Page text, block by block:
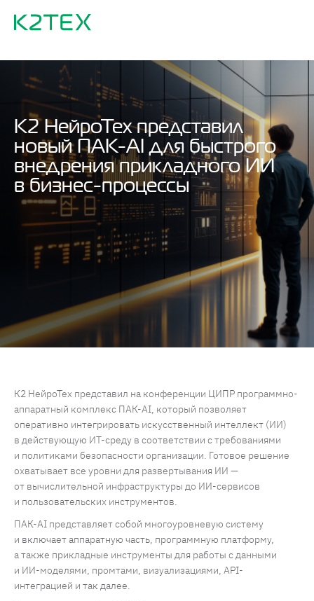
К2 НейроТех представил
новый ПАК-AI для быстрого
внедрения прикладного ИИ
в бизнес-процессы
К2 НейроТех представил на конференции ЦИПР программно-
аппаратный комплекс ПАК-AI, который позволяет
оперативно интегрировать искусственный интеллект (ИИ)
в действующую ИТ-среду в соответствии с требованиями
и политиками безопасности организации. Готовое решение
охватывает все уровни для развертывания ИИ —
от вычислительной инфраструктуры до ИИ-сервисов
и пользовательских инструментов.
ПАК-AI представляет собой многоуровневую систему
и включает аппаратную часть, программную платформу,
а также прикладные инструменты для работы с данными
и ИИ-моделями, промтами, визуализациями, API-
интеграцией и так далее.